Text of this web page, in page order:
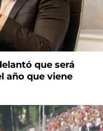
que será
año que viene